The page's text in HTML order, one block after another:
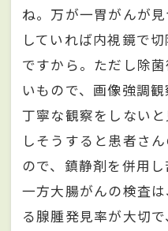
ね。万が一胃がんが
していれば内視鏡で
ですから。ただし除
いもので、画像強調
丁寧な観察をしない
しそうすると患者さ
ので、鎮静剤を併用し
一方大腸がんの検査
る腺腫発見率が大切